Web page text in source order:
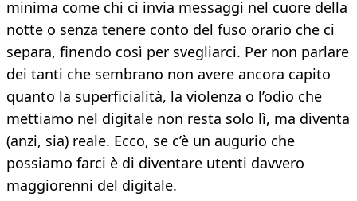
minima come chi ci invia messaggi nel cuore della
notte o senza tenere conto del fuso orario che ci
separa, finendo così per svegliarci. Per non parlare
dei tanti che sembrano non avere ancora capito
quanto la superficialità, la violenza o l’odio che
mettiamo nel digitale non resta solo lì, ma diventa
(anzi, sia) reale. Ecco, se c’è un augurio che
possiamo farci è di diventare utenti davvero
maggiorenni del digitale.